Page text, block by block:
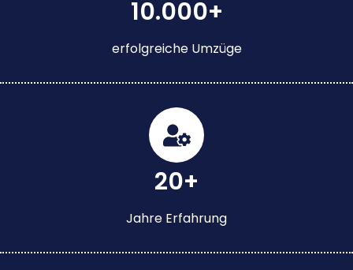
10.000+
erfolgreiche Umzüge
20+
Jahre Erfahrung